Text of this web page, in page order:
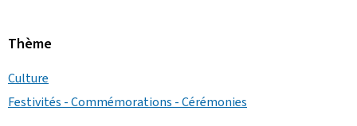
Thème
Culture
Festivités - Commémorations - Cérémonies